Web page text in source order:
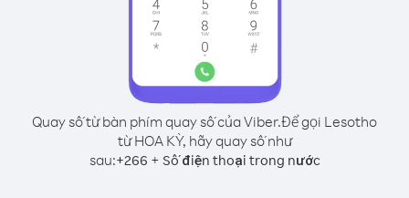
Quay số từ bàn phím quay số của Viber.Để gọi Lesotho
từ HOA KỲ, hãy quay số như
sau:+266 + Số điện thoại trong nước